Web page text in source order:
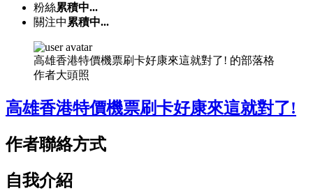
粉絲累積中...
關注中 累積中...
高雄香港特價機票刷卡好康來這就對了! 的部落格
作者大頭照
高雄香港特價機票刷卡好康來這就對了!
作者聯絡方式
自我介紹